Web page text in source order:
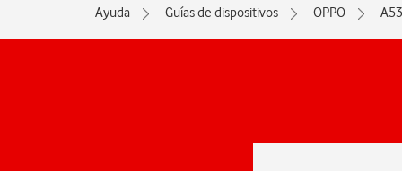
Ayuda Guías de dispositivos OPPO